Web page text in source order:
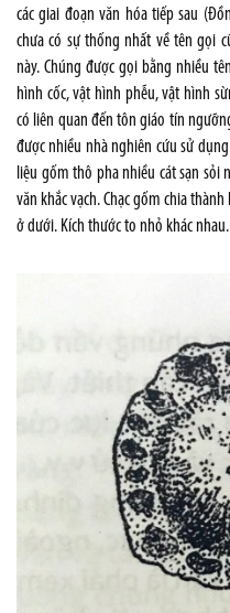
các giai đoạn văn hóa tiếp sau
chưa có sự thống nhất về tên gọi
này. Chúng được gọi bằng nhiều
hình cốc, vật hình phễu, vật hình
có liên quan đến tôn giáo tín
được nhiều nhà nghiên cứu sử
liệu gốm thô pha nhiều cát sạn
văn khắc vạch. Chạc gốm chia
ở dưới. Kích thước to nhỏ khác nhau.